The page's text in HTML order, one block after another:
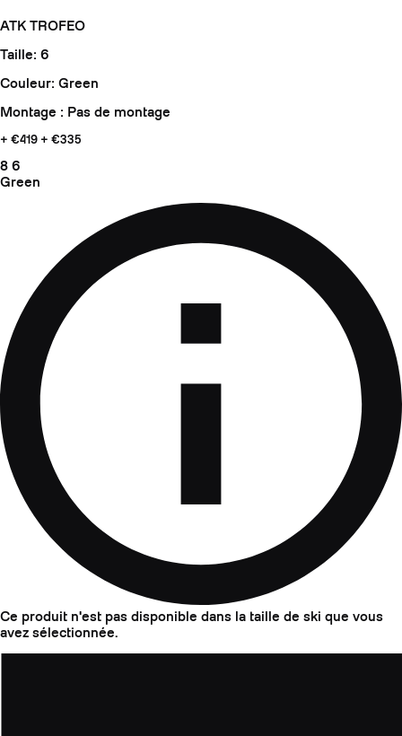
ATK TROFEO
Taille: 6
Couleur: Green
Montage : Pas de montage
+ €419 + €335
8 6
Green
Ce produit n'est pas disponible dans la taille de ski que vous
avez sélectionnée.